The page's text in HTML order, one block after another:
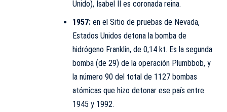
Unido), Isabel II es coronada reina.
1957: en el Sitio de pruebas de Nevada,
Estados Unidos detona la bomba de
hidrógeno Franklin, de 0,14 kt. Es la segunda
bomba (de 29) de la operación Plumbbob, y
la número 90 del total de 1127 bombas
atómicas que hizo detonar ese país entre
1945 y 1992.